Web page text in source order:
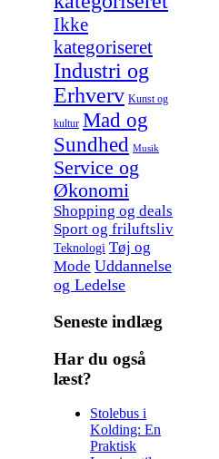
Ikke
kategoriseret
Industri og
Erhverv Kunst og
kultur Mad og
Sundhed Musik
Service og
Økonomi
Shopping og deals
Sport og friluftsliv
Teknologi Tøj og
Mode Uddannelse
og Ledelse
Seneste indlæg
Har du også
læst?
Stolebus i
Kolding: En
Praktisk